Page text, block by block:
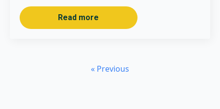
Read more
« Previous